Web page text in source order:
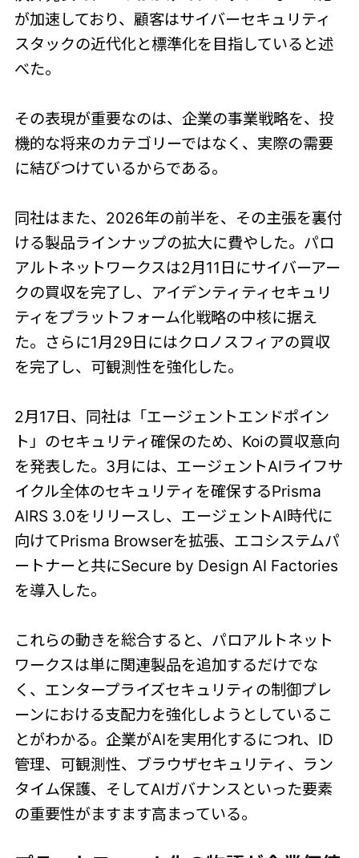
が加速しており、顧客はサイバーセキュリティ
スタックの近代化と標準化を目指していると述
べた。
その表現が重要なのは、企業の事業戦略を、投
機的な将来のカテゴリーではなく、実際の需要
に結びつけているからである。
同社はまた、2026年の前半を、その主張を裏付
ける製品ラインナップの拡大に費やした。パロ
アルトネットワークスは2月11日にサイバーアー
クの買収を完了し、アイデンティティセキュリ
ティをプラットフォーム化戦略の中核に据え
た。さらに1月29日にはクロノスフィアの買収
を完了し、可観測性を強化した。
2月17日、同社は「エージェントエンドポイン
ト」のセキュリティ確保のため、Koiの買収意向
を発表した。3月には、エージェントAIライフサ
イクル全体のセキュリティを確保するPrisma
AIRS 3.0をリリースし、エージェントAI時代に
向けてPrisma Browserを拡張、エコシステムパ
ートナーと共にSecure by Design AI Factories
を導入した。
これらの動きを総合すると、パロアルトネット
ワークスは単に関連製品を追加するだけでな
く、エンタープライズセキュリティの制御プレ
ーンにおける支配力を強化しようとしているこ
とがわかる。企業がAIを実用化するにつれ、ID
管理、可観測性、ブラウザセキュリティ、ラン
タイム保護、そしてAIガバナンスといった要素
の重要性がますます高まっている。